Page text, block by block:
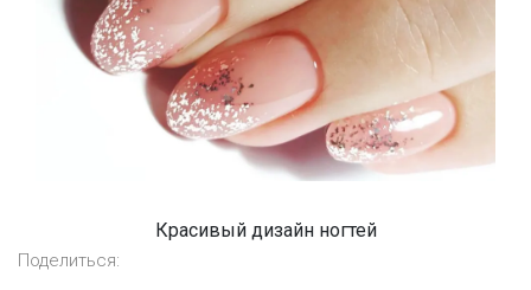
Красивый дизайн ногтей
Поделиться: